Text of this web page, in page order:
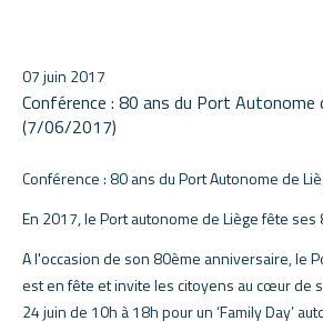
07 juin 2017
Conférence : 80 ans du Port Autonome
(7/06/2017)
Conférence : 80 ans du Port Autonome de
En 2017, le Port autonome de Liège fête ses
A l'occasion de son 80ème anniversaire, le
est en fête et invite les citoyens au cœur de
24 juin de 10h à 18h pour un ‘Family Day’